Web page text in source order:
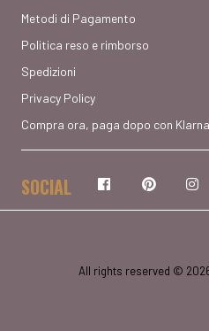
Metodi di Pagamento
Politica reso e rimborso
Spedizioni
Privacy Policy
Compra ora, paga dopo con Klarna
SOCIAL Facebook
All rights reserved ©